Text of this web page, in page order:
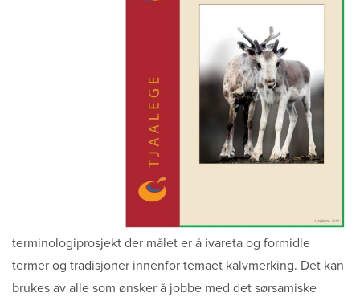
terminologiprosjekt der målet er å ivareta og formidle
termer og tradisjoner innenfor temaet kalvmerking. Det kan
brukes av alle som ønsker å jobbe med det sørsamiske